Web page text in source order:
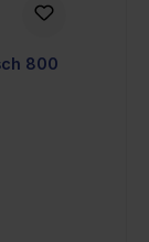
800